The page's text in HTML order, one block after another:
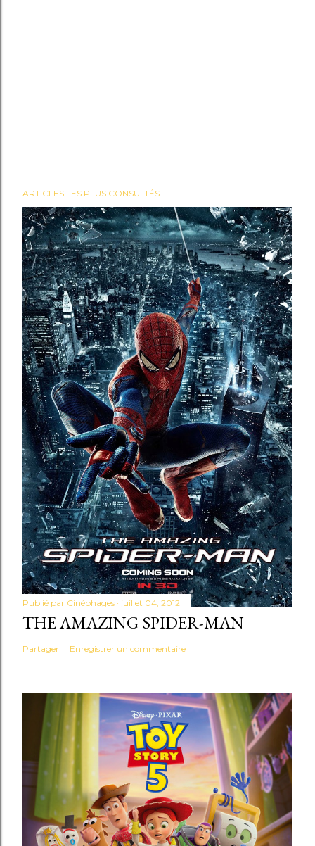
ARTICLES LES PLUS CONSULTÉS
Publié par Cinéphages juillet 04, 2012
THE AMAZING SPIDER-MAN
Partager Enregistrer un commentaire